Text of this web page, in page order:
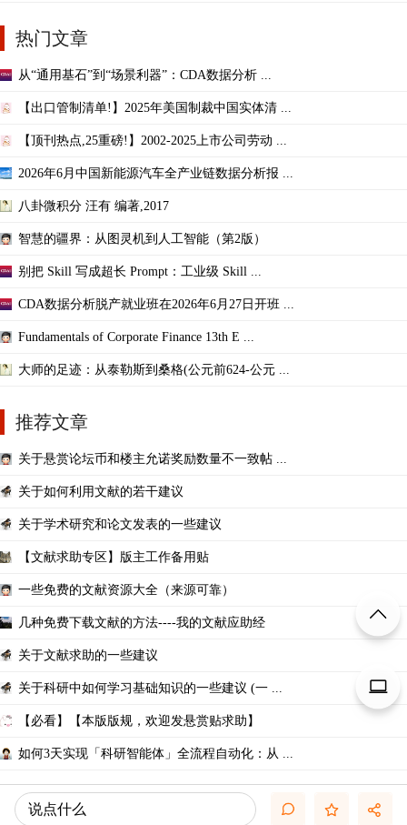
热门文章
从“通用基石”到“场景利器”：CDA数据分析 ...
【出口管制清单!】2025年美国制裁中国实体清 ...
【顶刊热点,25重磅!】2002-2025上市公司劳动 ...
2026年6月中国新能源汽车全产业链数据分析报 ...
八卦微积分 汪有 编著,2017
智慧的疆界：从图灵机到人工智能（第2版）
别把 Skill 写成超长 Prompt：工业级 Skill ...
CDA数据分析脱产就业班在2026年6月27日开班 ...
Fundamentals of Corporate Finance 13th E ...
大师的足迹：从泰勒斯到桑格(公元前624-公元 ...
推荐文章
关于悬赏论坛币和楼主允诺奖励数量不一致帖 ...
关于如何利用文献的若干建议
关于学术研究和论文发表的一些建议
【文献求助专区】版主工作备用贴
一些免费的文献资源大全（来源可靠）
几种免费下载文献的方法----我的文献应助经
关于文献求助的一些建议
关于科研中如何学习基础知识的一些建议 (一 ...
【必看】【本版版规，欢迎发悬赏贴求助】
如何3天实现「科研智能体」全流程自动化：从 ...
说点什么